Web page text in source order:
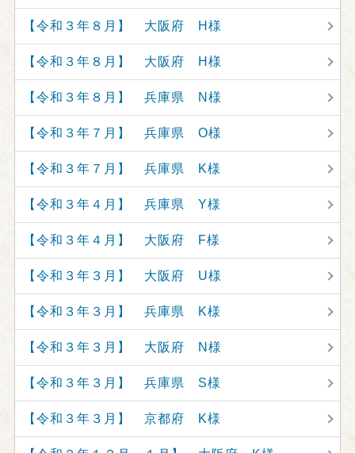
【令和３年８月】 大阪府 H様
【令和３年８月】 大阪府 H様
【令和３年８月】 兵庫県 N様
【令和３年７月】 兵庫県 O様
【令和３年７月】 兵庫県 K様
【令和３年４月】 兵庫県 Y様
【令和３年４月】 大阪府 F様
【令和３年３月】 大阪府 U様
【令和３年３月】 兵庫県 K様
【令和３年３月】 大阪府 N様
【令和３年３月】 兵庫県 S様
【令和３年３月】 京都府 K様